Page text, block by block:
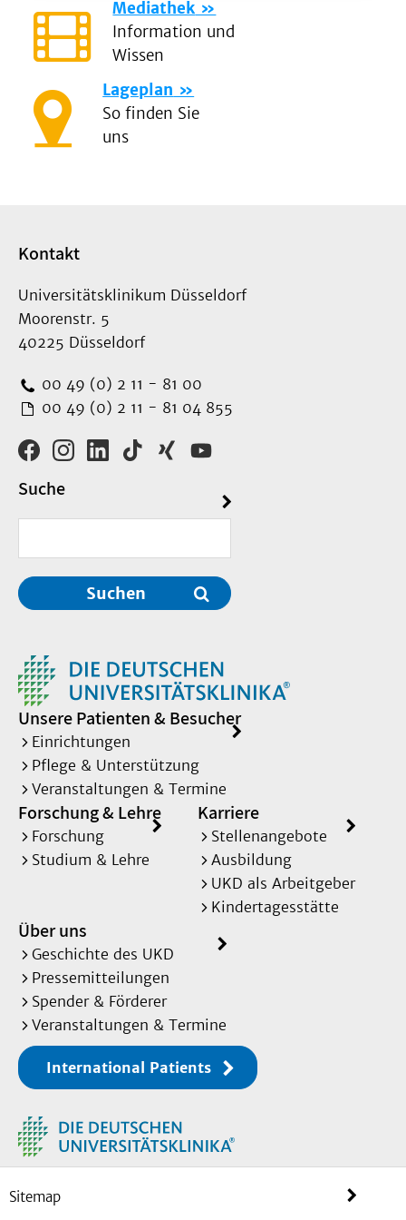
Mediathek
Information und
Wissen
Lageplan
So finden Sie
uns
Kontakt
Universitätsklinikum Düsseldorf
Moorenstr. 5
40225 Düsseldorf
00 49 (0) 2 11 - 81 00
00 49 (0) 2 11 - 81 04 855
Suche
Suchen
Unsere Patienten & Besucher
Einrichtungen
Pflege & Unterstützung
Veranstaltungen & Termine
Forschung & Lehre
Forschung
Studium & Lehre
Karriere
Stellenangebote
Ausbildung
UKD als Arbeitgeber
Kindertagesstätte
Über uns
Geschichte des UKD
Pressemitteilungen
Spender & Förderer
Veranstaltungen & Termine
International Patients
Sitemap